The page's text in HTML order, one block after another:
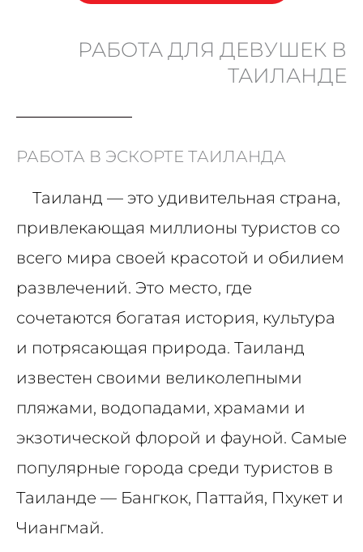
РАБОТА ДЛЯ ДЕВУШЕК В
ТАИЛАНДЕ
РАБОТА В ЭСКОРТЕ ТАИЛАНДА
Таиланд — это удивительная страна,
привлекающая миллионы туристов со
всего мира своей красотой и обилием
развлечений. Это место, где
сочетаются богатая история, культура
и потрясающая природа. Таиланд
известен своими великолепными
пляжами, водопадами, храмами и
экзотической флорой и фауной. Самые
популярные города среди туристов в
Таиланде — Бангкок, Паттайя, Пхукет и
Чиангмай.